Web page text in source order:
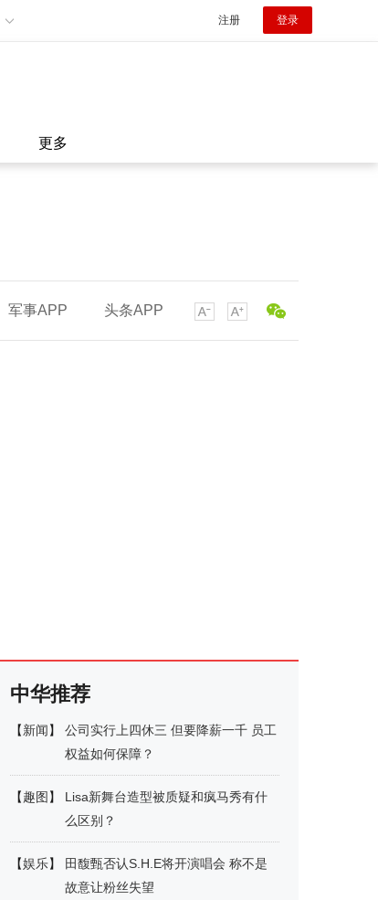
注册 登录
更多
军事APP 头条APP
中华推荐
【新闻】
公司实行上四休三 但要降薪一千 员工
权益如何保障？
【趣图 】
Lisa新舞台造型被质疑和疯马秀有什
么区别？
【娱乐】
田馥甄否认S.H.E将开演唱会 称不是
故意让粉丝失望